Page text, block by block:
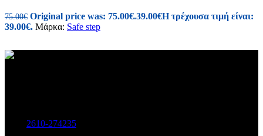
75.00€ Original price was: 75.00€.39.00€Η τρέχουσα τιμή είναι:
39.00€. Μάρκα: Safe step
2610-274235